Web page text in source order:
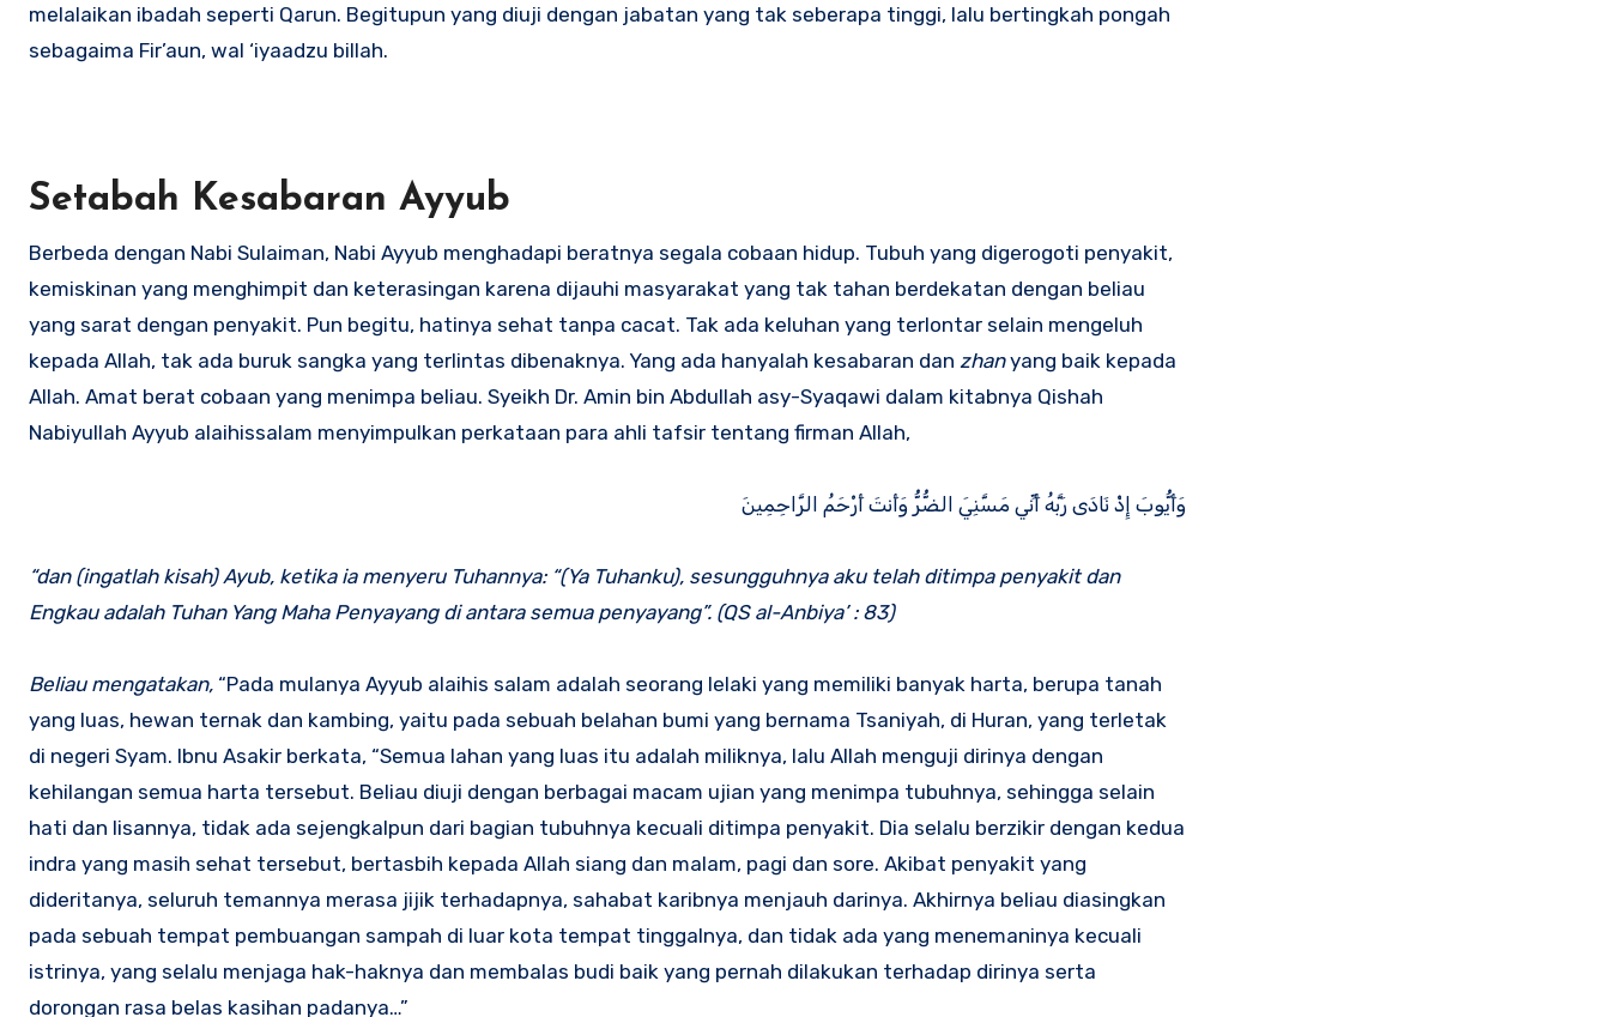
melalaikan ibadah seperti Qarun. Begitupun yang diuji dengan jabatan yang tak seberapa tinggi, lalu bertingkah pongah
sebagaima Fir’aun, wal ‘iyaadzu billah.
Setabah Kesabaran Ayyub
Berbeda dengan Nabi Sulaiman, Nabi Ayyub menghadapi beratnya segala cobaan hidup. Tubuh yang digerogoti penyakit,
kemiskinan yang menghimpit dan keterasingan karena dijauhi masyarakat yang tak tahan berdekatan dengan beliau
yang sarat dengan penyakit. Pun begitu, hatinya sehat tanpa cacat. Tak ada keluhan yang terlontar selain mengeluh
kepada Allah, tak ada buruk sangka yang terlintas dibenaknya. Yang ada hanyalah kesabaran dan zhanyang baik kepada
Allah. Amat berat cobaan yang menimpa beliau. Syeikh Dr. Amin bin Abdullah asy-Syaqawi dalam kitabnya Qishah
Nabiyullah Ayyub alaihissalam menyimpulkan perkataan para ahli tafsir tentang firman Allah,
وَأَيُّوبَ إِذْ نَادَى رَبَّهُ أَنِّي مَسَّنِيَ الضُّرُّ وَأَنتَ أَرْحَمُ الرَّاحِمِينَ
“dan (ingatlah kisah) Ayub, ketika ia menyeru Tuhannya: “(Ya Tuhanku), sesungguhnya aku telah ditimpa penyakit dan
Engkau adalah Tuhan Yang Maha Penyayang di antara semua penyayang”. (QSal-Anbiya’ : 83)
Beliau mengatakan, “Pada mulanya Ayyub alaihis salam adalah seorang lelaki yang memiliki banyak harta, berupa tanah
yang luas, hewan ternak dan kambing, yaitu pada sebuah belahan bumi yang bernama Tsaniyah, di Huran, yang terletak
di negeri Syam. Ibnu Asakir berkata, “Semua lahan yang luas itu adalah miliknya, lalu Allah menguji dirinya dengan
kehilangan semua harta tersebut. Beliau diuji dengan berbagai macam ujian yang menimpa tubuhnya, sehingga selain
hati dan lisannya, tidak ada sejengkalpun dari bagian tubuhnya kecuali ditimpa penyakit. Dia selalu berzikir dengan kedua
indra yang masih sehat tersebut, bertasbih kepada Allah siang dan malam, pagi dan sore. Akibat penyakit yang
dideritanya, seluruh temannya merasa jijik terhadapnya, sahabat karibnya menjauh darinya. Akhirnya beliau diasingkan
pada sebuah tempat pembuangan sampah di luar kota tempat tinggalnya, dan tidak ada yang menemaninya kecuali
istrinya, yang selalu menjaga hak-haknya dan membalas budi baik yang pernah dilakukan terhadap dirinya serta
dorongan rasa belas kasihan padanya…”